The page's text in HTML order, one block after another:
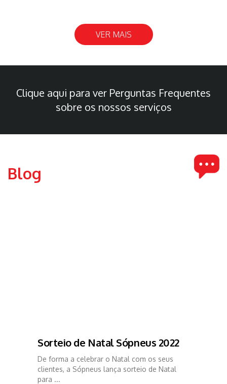
VER MAIS
Clique aqui para ver Perguntas Frequentes
sobre os nossos serviços
Blog
Sorteio de Natal Sópneus 2022
De forma a celebrar o Natal com os seus
clientes, a Sópneus lança sorteio de Natal
para ...